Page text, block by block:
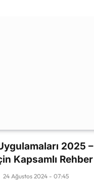
2025 –
Kapsamlı Rehber
24 Ağustos 2024 - 07:45